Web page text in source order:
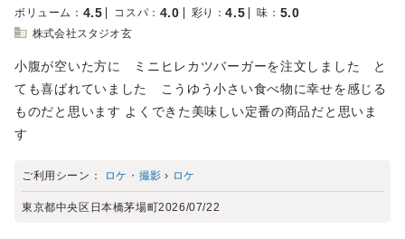
ボリューム ： 4.5 コスパ ： 4.0 彩り ：4.5 味 ： 5.0
株式会社スタジオ玄
小腹が空いた方に ミニヒレカツバーガーを注文しました と
ても喜ばれていました こうゆう小さい食べ物に幸せを感じる
ものだと思います よくできた美味しい定番の商品だと思いま
す
ご利用シーン： ロケ・撮影 › ロケ
東京都中央区日本橋茅場町2026/07/22